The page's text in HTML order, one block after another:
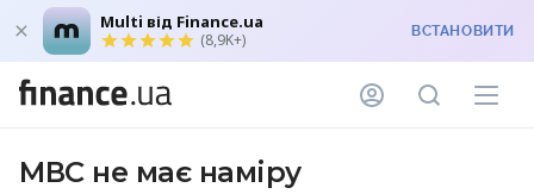
Multi від Finance.ua
(8,9K+) ВСТАНОВИТИ
МВС не має наміру